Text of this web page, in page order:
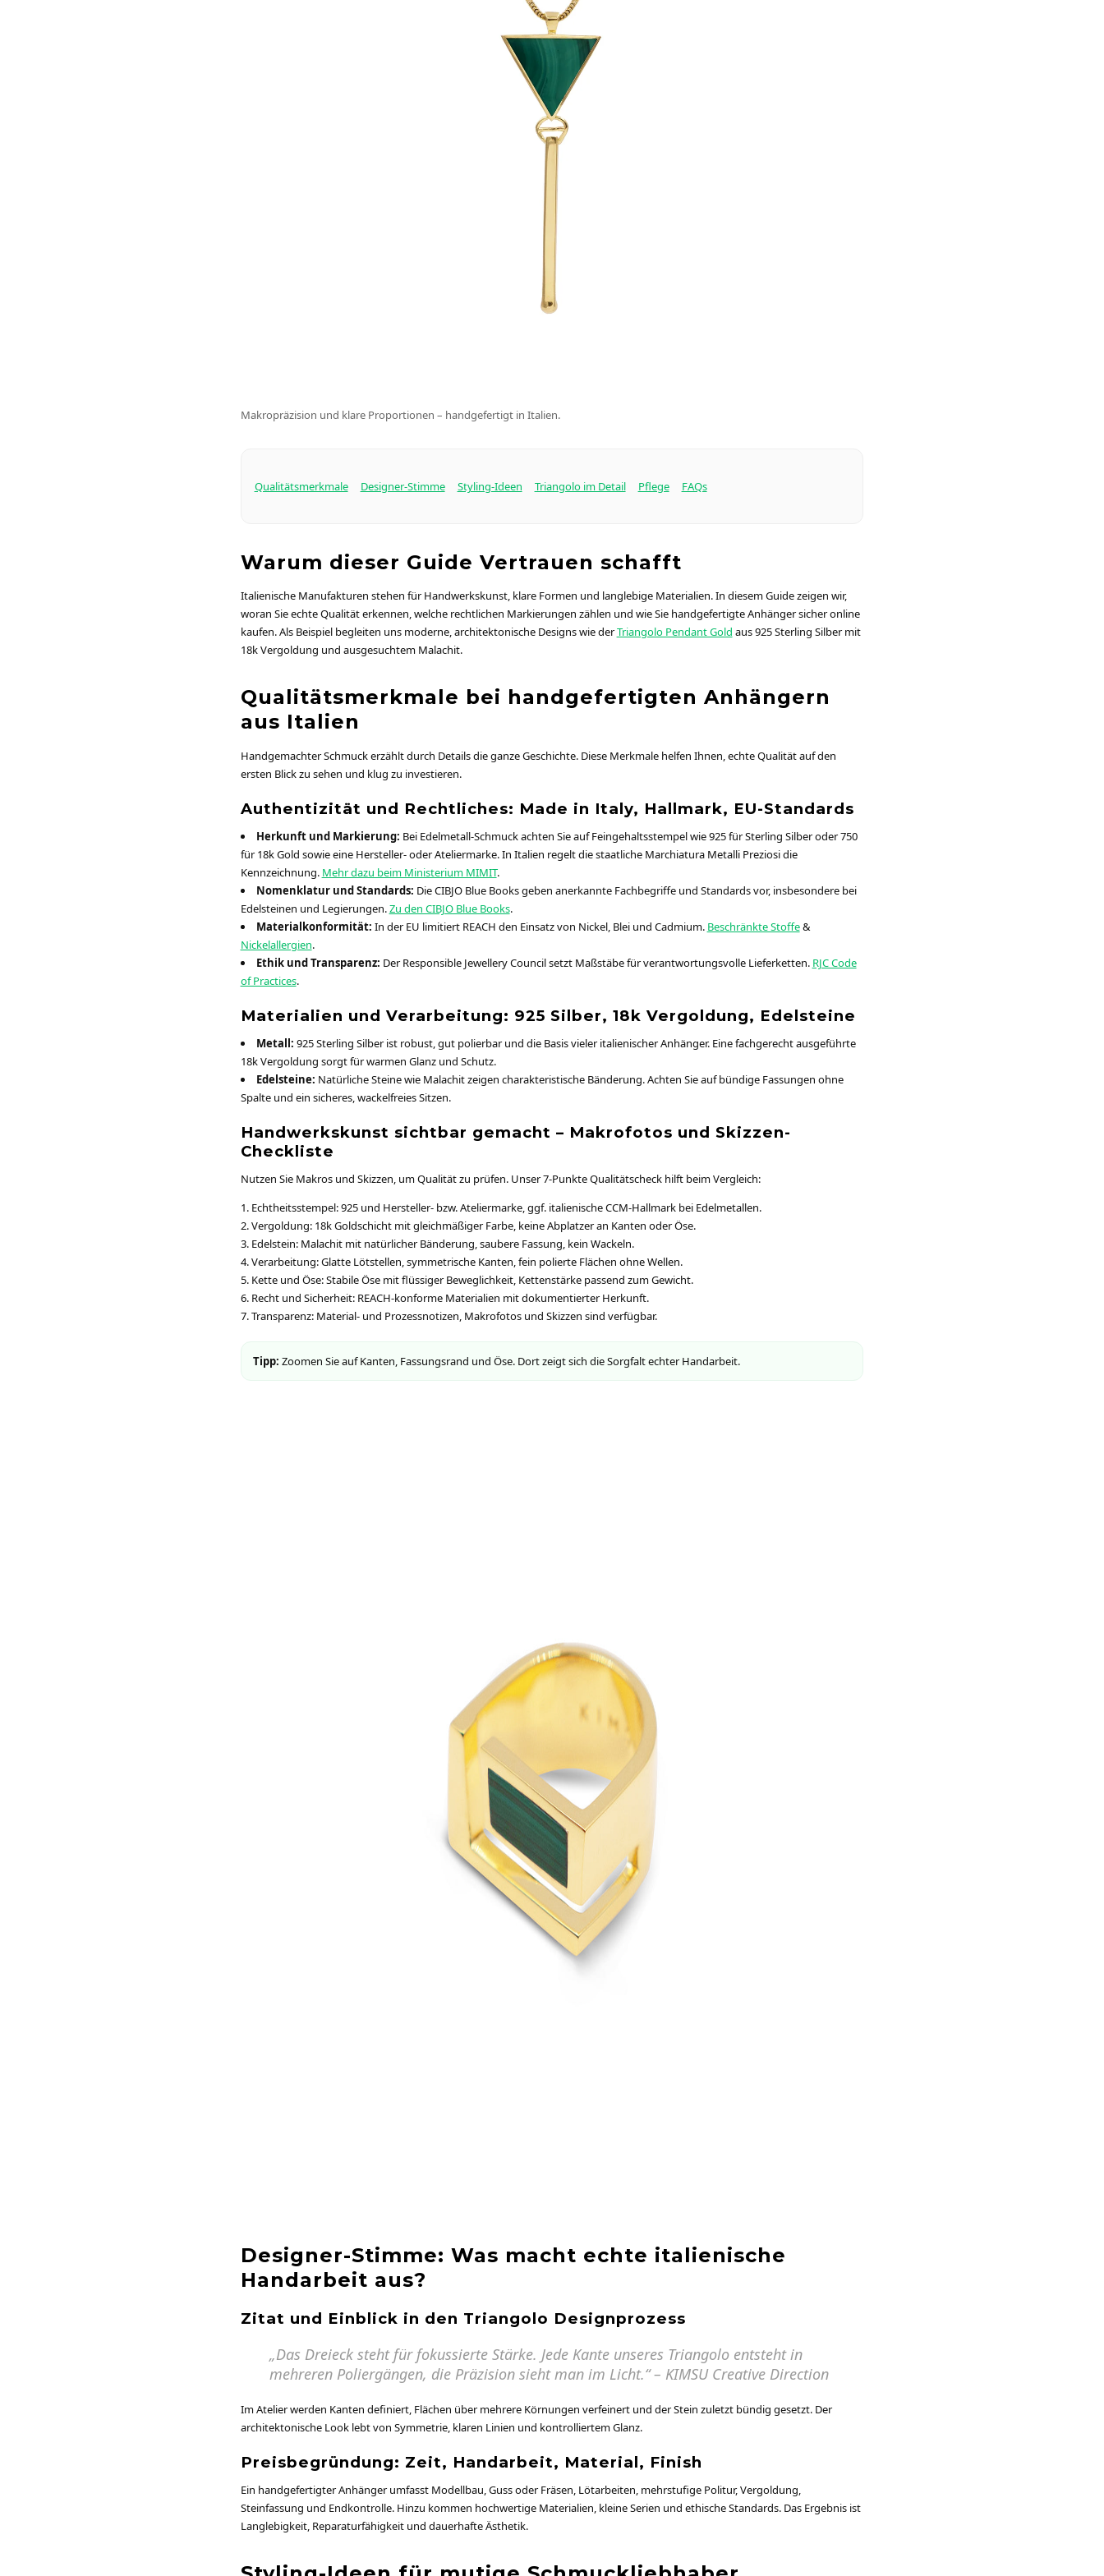
Makropräzision und klare Proportionen – handgefertigt in Italien.
Qualitätsmerkmale Designer-Stimme Styling-Ideen Triangolo im Detail Pflege FAQs
Warum dieser Guide Vertrauen schafft
Italienische Manufakturen stehen für Handwerkskunst, klare Formen und langlebige Materialien. In diesem Guide zeigen wir,
woran Sie echte Qualität erkennen, welche rechtlichen Markierungen zählen und wie Sie handgefertigte Anhänger sicher online
kaufen. Als Beispiel begleiten uns moderne, architektonische Designs wie derTriangolo Pendant Gold aus 925 Sterling Silber mit
18k Vergoldung und ausgesuchtem Malachit.
Qualitätsmerkmale bei handgefertigten Anhängern
aus Italien
Handgemachter Schmuck erzählt durch Details die ganze Geschichte. Diese Merkmale helfen Ihnen, echte Qualität auf den
ersten Blick zu sehen und klug zu investieren.
Authentizität und Rechtliches: Made in Italy, Hallmark, EU-Standards
Herkunft und Markierung: Bei Edelmetall-Schmuck achten Sie auf Feingehaltsstempel wie 925 für Sterling Silber oder 750
für 18k Gold sowie eine Hersteller- oder Ateliermarke. In Italien regelt die staatliche Marchiatura Metalli Preziosi die
Kennzeichnung. Mehr dazu beim Ministerium MIMIT.
Nomenklatur und Standards: Die CIBJO Blue Books geben anerkannte Fachbegriffe und Standards vor, insbesondere bei
Edelsteinen und Legierungen.Zu den CIBJO Blue Books.
Materialkonformität: In der EU limitiert REACH den Einsatz von Nickel, Blei und Cadmium. Beschränkte Stoffe&
Nickelallergien.
Ethik und Transparenz: Der Responsible Jewellery Council setzt Maßstäbe für verantwortungsvolle Lieferketten. RJC Code
of Practices.
Materialien und Verarbeitung: 925 Silber, 18k Vergoldung, Edelsteine
Metall: 925 Sterling Silber ist robust, gut polierbar und die Basis vieler italienischer Anhänger. Eine fachgerecht ausgeführte
18k Vergoldung sorgt für warmen Glanz und Schutz.
Edelsteine: Natürliche Steine wie Malachit zeigen charakteristische Bänderung. Achten Sie auf bündige Fassungen ohne
Spalte und ein sicheres, wackelfreies Sitzen.
Handwerkskunst sichtbar gemacht – Makrofotos und Skizzen-
Checkliste
Nutzen Sie Makros und Skizzen, um Qualität zu prüfen. Unser 7-Punkte Qualitätscheck hilft beim Vergleich:
Echtheitsstempel: 925 und Hersteller- bzw. Ateliermarke, ggf. italienische CCM-Hallmark bei Edelmetallen.
Vergoldung: 18k Goldschicht mit gleichmäßiger Farbe, keine Abplatzer an Kanten oder Öse.
Edelstein: Malachit mit natürlicher Bänderung, saubere Fassung, kein Wackeln.
Verarbeitung: Glatte Lötstellen, symmetrische Kanten, fein polierte Flächen ohne Wellen.
Kette und Öse: Stabile Öse mit flüssiger Beweglichkeit, Kettenstärke passend zum Gewicht.
Recht und Sicherheit: REACH-konforme Materialien mit dokumentierter Herkunft.
Transparenz: Material- und Prozessnotizen, Makrofotos und Skizzen sind verfügbar.
Tipp: Zoomen Sie auf Kanten, Fassungsrand und Öse. Dort zeigt sich die Sorgfalt echter Handarbeit.
Designer-Stimme: Was macht echte italienische
Handarbeit aus?
Zitat und Einblick in den Triangolo Designprozess
„Das Dreieck steht für fokussierte Stärke. Jede Kante unseres Triangolo entsteht in
mehreren Poliergängen, die Präzision sieht man im Licht.“ – KIMSU Creative Direction
Im Atelier werden Kanten definiert, Flächen über mehrere Körnungen verfeinert und der Stein zuletzt bündig gesetzt. Der
architektonische Look lebt von Symmetrie, klaren Linien und kontrolliertem Glanz.
Preisbegründung: Zeit, Handarbeit, Material, Finish
Ein handgefertigter Anhänger umfasst Modellbau, Guss oder Fräsen, Lötarbeiten, mehrstufige Politur, Vergoldung,
Steinfassung und Endkontrolle. Hinzu kommen hochwertige Materialien, kleine Serien und ethische Standards. Das Ergebnis ist
Langlebigkeit, Reparaturfähigkeit und dauerhafte Ästhetik.